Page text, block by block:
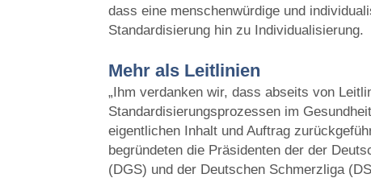
dass eine menschenwürdige und
Standardisierung hin zu Individualisierung.
Mehr als Leitlinien
„Ihm verdanken wir, dass abseits von
Standardisierungsprozessen im
eigentlichen Inhalt und Auftrag
begründeten die Präsidenten der der
(DGS) und der Deutschen Schmerzliga